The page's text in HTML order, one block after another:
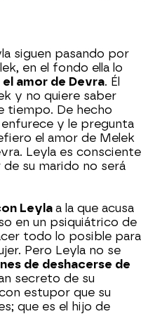
siguen pasando por
en el fondo ella lo
amor de Devra. Él
y no quiere saber
tiempo. De hecho
y le pregunta
el amor de Melek
Leyla es consciente
su marido no será
Leyla a la que acusa
en un psiquiátrico de
todo lo posible para
Pero Leyla no se
de deshacerse de
secreto de su
estupor que su
que es el hijo de